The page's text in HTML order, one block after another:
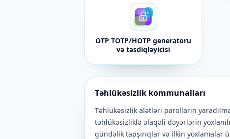
OTP TOTP/HOTP generatoru
və təsdiqləyicisi
Təhlükəsizlik kommunalları
Təhlükəsizlik alətləri parolların
təhlükəsizliklə əlaqəli dəyərlərin
gündəlik tapşırıqlar və ilkin yoxlamalar